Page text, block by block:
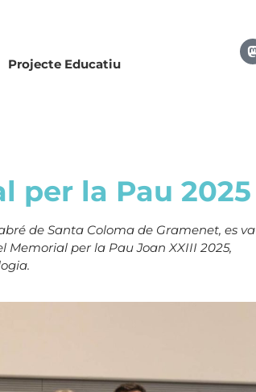
Projecte Educatiu
per la Pau 2025
de Santa Coloma de Gramenet, es va
per la Pau Joan XXIII 2025,